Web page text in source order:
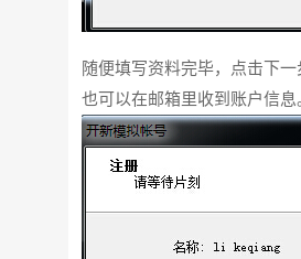
随便填写资料完毕，点击下
也可以在邮箱里收到账户信